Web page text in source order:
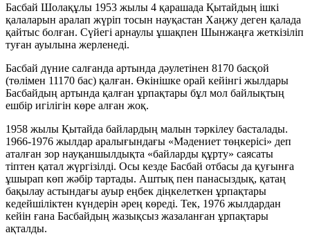
Басбай Шолақұлы 1953 жылы 4 қарашада Қытайдың ішкі
қалаларын аралап жүріп тосын науқастан Хаңжу деген қалада
қайтыс болған. Сүйегі арнаулы ұшақпен Шынжаңға жеткізіліп
туған ауылына жерленеді.
Басбай дүние салғанда артында дәулетінен 8170 басқой
(төлімен 11170 бас) қалған. Өкінішке орай кейінгі жылдары
Басбайдың артында қалған ұрпақтары бұл мол байлықтың
ешбір игілігін көре алған жоқ.
1958 жылы Қытайда байлардың малын тәркілеу басталады.
1966-1976 жылдар аралығындағы «Мәдениет төңкерісі» деп
аталған зор науқаншылдықта «байларды құрту» саясаты
тіптен қатал жүргізілді. Осы кезде Басбай отбасы да қуғынға
ұшырап көп жәбір тартады. Аштық пен панасыздық, қатаң
бақылау астындағы ауыр еңбек діңкелеткен ұрпақтары
кедейшіліктен күндерін әрең көреді. Тек, 1976 жылдардан
кейін ғана Басбайдың жазықсыз жазаланған ұрпақтары
ақталды.